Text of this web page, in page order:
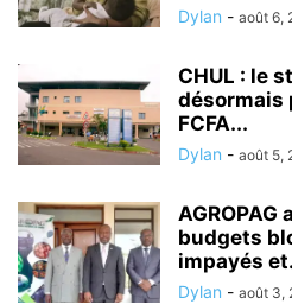
Dylan - août 6,
CHUL : le
désormais
FCFA...
Dylan - août 5,
budgets
impayés
Dylan - août 3,